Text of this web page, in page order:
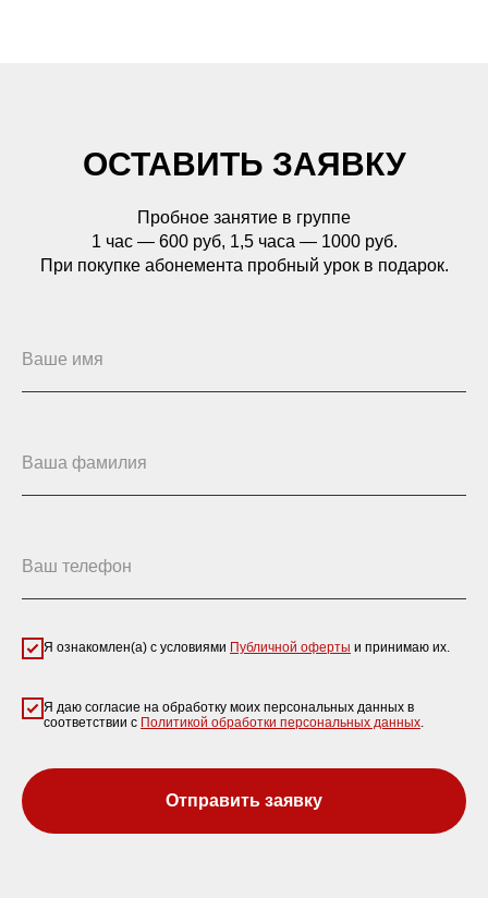
ОСТАВИТЬ ЗАЯВКУ
Пробное занятие в группе
1 час — 600 руб, 1,5 часа — 1000 руб.
При покупке абонемента пробный урок в подарок.
Ваше имя
Ваша фамилия
Ваш телефон
Я ознакомлен(а) с условиями Публичной оферты и принимаю их.
Я даю согласие на обработку моих персональных данных в
соответствии с Политикой обработки персональных данных.
Отправить заявку